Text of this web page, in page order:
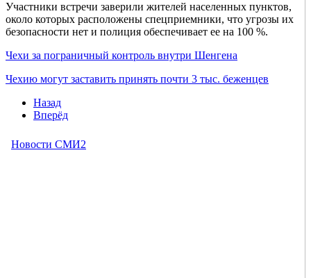
Участники встречи заверили жителей населенных пунктов,
около которых расположены спецприемники, что угрозы их
безопасности нет и полиция обеспечивает ее на 100 %.
Чехи за пограничный контроль внутри Шенгена
Чехию могут заставить принять почти 3 тыс. беженцев
Назад
Вперёд